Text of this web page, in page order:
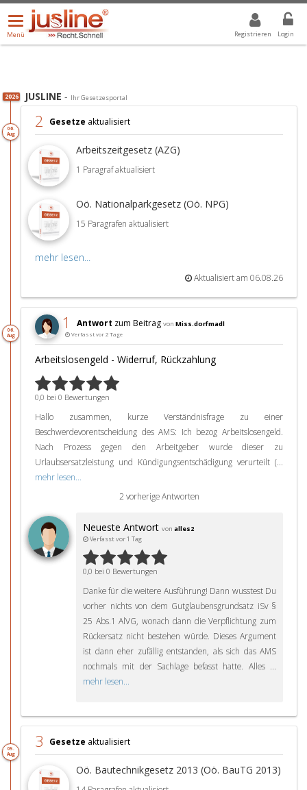
Registrieren Login
Menü
öffnen/schließen
Menü
ALLE DROPDOWN: GEWÄHLTER WERT IST ALLE
JUSLINE - Ihr Gesetzesportal
2026
06.
Aug
2 Gesetze aktualisiert
Arbeitszeitgesetz (AZG)
1 Paragraf aktualisiert
Oö. Nationalparkgesetz (Oö. NPG)
15 Paragrafen aktualisiert
mehr lesen...
Aktualisiert am 06.08.26
06.
Aug
1 Antwort zum Beitrag von Miss.dorfmadl
Verfasst vor 2 Tage
Arbeitslosengeld - Widerruf, Rückzahlung
0,0 bei 0 Bewertungen
Hallo zusammen, kurze Verständnisfrage zu einer
Beschwerdevorentscheidung des AMS: Ich bezog Arbeitslosengeld.
Nach Prozess gegen den Arbeitgeber wurde dieser zu
Urlaubsersatzleistung und Kündigungsentschädigung verurteilt (...
mehr lesen...
2 vorherige Antworten
Neueste Antwort von alles2
Verfasst vor 1 Tag
0,0 bei 0 Bewertungen
Danke für die weitere Ausführung! Dann wusstest Du
vorher nichts von dem Gutglaubensgrundsatz iSv §
25 Abs.1 AlVG, wonach dann die Verpflichtung zum
Rückersatz nicht bestehen würde. Dieses Argument
ist dann eher zufällig entstanden, als sich das AMS
nochmals mit der Sachlage befasst hatte. Alles ...
mehr lesen...
05.
Aug
3 Gesetze aktualisiert
Oö. Bautechnikgesetz 2013 (Oö. BauTG 2013)